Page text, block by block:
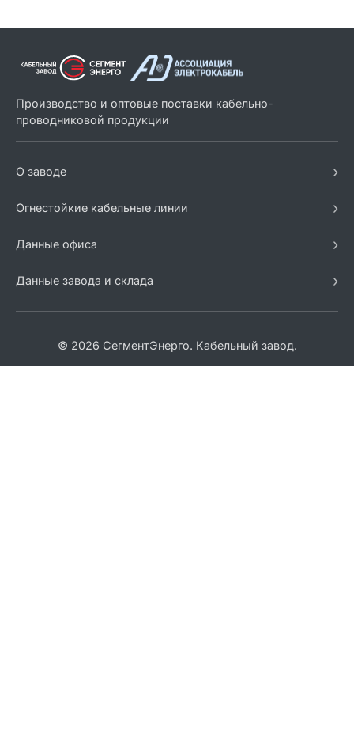
Производство и оптовые поставки кабельно-
проводниковой продукции
О заводе ›
Огнестойкие кабельные линии ›
Данные офиса ›
Данные завода и склада ›
© 2026 СегментЭнерго. Кабельный завод.